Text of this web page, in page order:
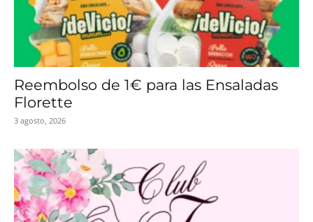
Reembolso de 1€ para las Ensaladas
Florette
3 agosto, 2026